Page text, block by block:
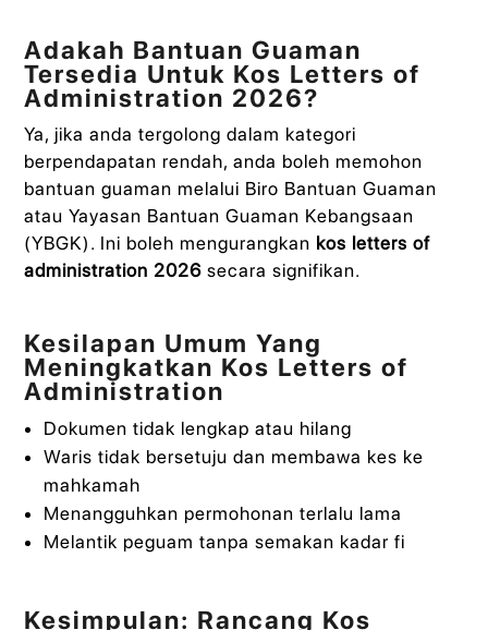
Adakah Bantuan Guaman
Tersedia Untuk Kos Letters of
Administration 2026?
Ya, jika anda tergolong dalam kategori
berpendapatan rendah, anda boleh memohon
bantuan guaman melalui Biro Bantuan Guaman
atau Yayasan Bantuan Guaman Kebangsaan
(YBGK). Ini boleh mengurangkan kos letters of
administration 2026 secara signifikan.
Kesilapan Umum Yang
Meningkatkan Kos Letters of
Administration
Dokumen tidak lengkap atau hilang
Waris tidak bersetuju dan membawa kes ke
mahkamah
Menangguhkan permohonan terlalu lama
Melantik peguam tanpa semakan kadar fi
Kesimpulan: Rancang Kos